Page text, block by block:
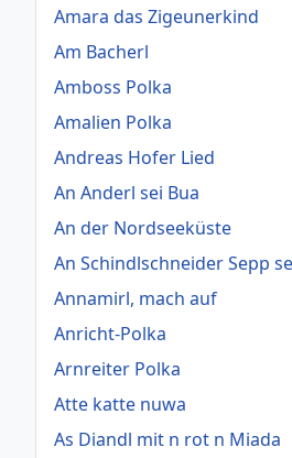
Amara das Zigeunerkind
Am Bacherl
Amboss Polka
Amalien Polka
Andreas Hofer Lied
An Anderl sei Bua
An der Nordseeküste
An Schindlschneider Sepp
Annamirl, mach auf
Anricht-Polka
Arnreiter Polka
Atte katte nuwa
As Diandl mit n rot n Miada